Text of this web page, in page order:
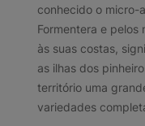
conhecido o micro-
Formentera e pelos
às suas costas,
as ilhas dos
território uma
variedades